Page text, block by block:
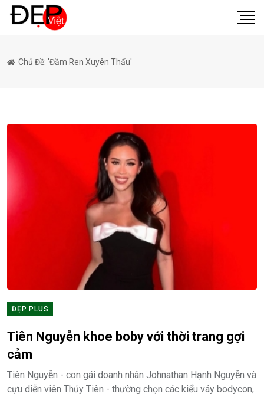
Chủ Đề: 'đầm Ren Xuyên Thấu'
ĐẸP PLUS
Tiên Nguyễn khoe boby với thời trang gợi
cảm
Tiên Nguyễn - con gái doanh nhân Johnathan Hạnh Nguyễn và
cựu diễn viên Thủy Tiên - thường chọn các kiểu váy bodycon,